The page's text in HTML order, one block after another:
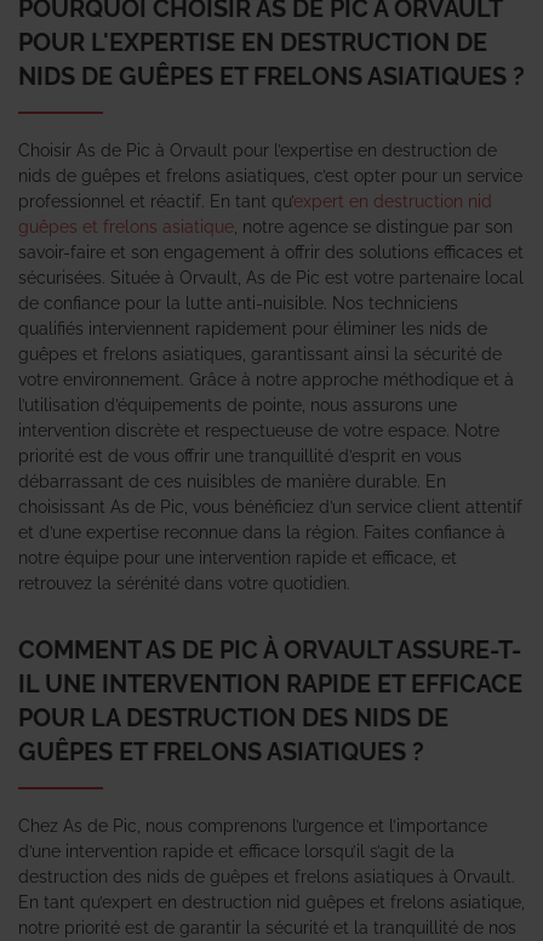
POURQUOI CHOISIR AS DE PIC À ORVAULT
POUR L'EXPERTISE EN DESTRUCTION DE
NIDS DE GUÊPES ET FRELONS ASIATIQUES ?
Choisir As de Pic à Orvault pour l’expertise en destruction de
nids de guêpes et frelons asiatiques, c’est opter pour un service
professionnel et réactif. En tant qu’expert en destruction nid
guêpes et frelons asiatique , notre agence se distingue par son
savoir-faire et son engagement à offrir des solutions efficaces et
sécurisées. Située à Orvault, As de Pic est votre partenaire local
de confiance pour la lutte anti-nuisible. Nos techniciens
qualifiés interviennent rapidement pour éliminer les nids de
guêpes et frelons asiatiques, garantissant ainsi la sécurité de
votre environnement. Grâce à notre approche méthodique et à
l’utilisation d’équipements de pointe, nous assurons une
intervention discrète et respectueuse de votre espace. Notre
priorité est de vous offrir une tranquillité d’esprit en vous
débarrassant de ces nuisibles de manière durable. En
choisissant As de Pic, vous bénéficiez d’un service client attentif
et d’une expertise reconnue dans la région. Faites confiance à
notre équipe pour une intervention rapide et efficace, et
retrouvez la sérénité dans votre quotidien.
COMMENT AS DE PIC À ORVAULT ASSURE-T-
IL UNE INTERVENTION RAPIDE ET EFFICACE
POUR LA DESTRUCTION DES NIDS DE
GUÊPES ET FRELONS ASIATIQUES ?
Chez As de Pic, nous comprenons l’urgence et l’importance
d’une intervention rapide et efficace lorsqu’il s’agit de la
destruction des nids de guêpes et frelons asiatiques à Orvault.
En tant qu’expert en destruction nid guêpes et frelons asiatique,
notre priorité est de garantir la sécurité et la tranquillité de nos